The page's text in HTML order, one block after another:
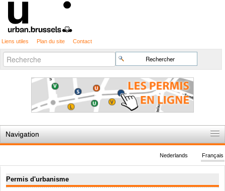
Liens utiles Plan du site Contact
Chercher par
Recherche
avancée…
Navigation
Règles du jeu
Permis d'urbanisme
Français
Nederlands
Permis d'urbanisme